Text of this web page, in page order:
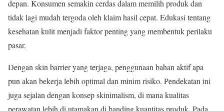
depan. Konsumen semakin cerdas dalam memilih produk dan
tidak lagi mudah tergoda oleh klaim hasil cepat. Edukasi tentang
kesehatan kulit menjadi faktor penting yang membentuk perilaku
pasar.
Dengan skin barrier yang terjaga, penggunaan bahan aktif apa
pun akan bekerja lebih optimal dan minim risiko. Pendekatan ini
juga sejalan dengan konsep skinimalism, di mana kualitas